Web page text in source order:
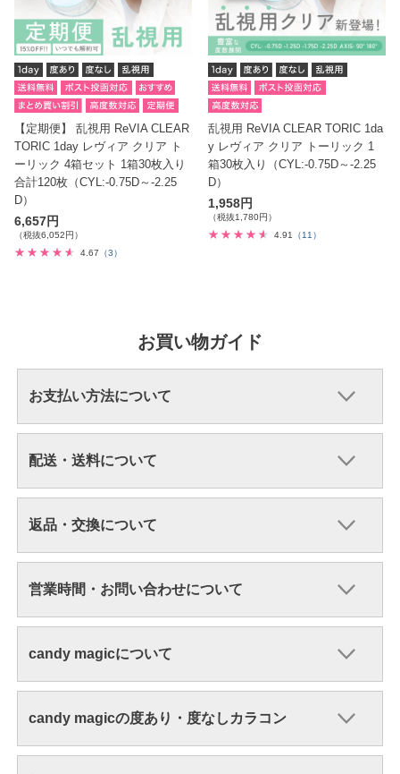
【定期便】 乱視用 ReVIA CLEAR
TORIC 1day レヴィア クリア ト
ーリック 4箱セット 1箱30枚入り
合計120枚（CYL:-0.75D～-2.25
D）
6,657円
（税抜6,052円）
4.67 （3）
乱視用 ReVIA CLEAR TORIC 1da
y レヴィア クリア トーリック 1
箱30枚入り（CYL:-0.75D～-2.25
D）
1,958円
（税抜1,780円）
4.91
（11）
お買い物ガイド
お支払い方法について
配送・送料について
返品・交換について
営業時間・お問い合わせについて
candy magicについて
candy magicの度あり・度なしカラコン